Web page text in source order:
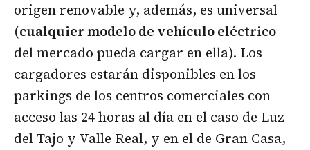
origen renovable y, además, es universal
(cualquier modelo de vehículo eléctrico
del mercado pueda cargar en ella). Los
cargadores estarán disponibles en los
parkings de los centros comerciales con
acceso las 24 horas al día en el caso de Luz
del Tajo y Valle Real, y en el de Gran Casa,